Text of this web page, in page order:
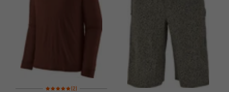
Valoración media: 5 de 5 basada en 2 reseñas
(2)